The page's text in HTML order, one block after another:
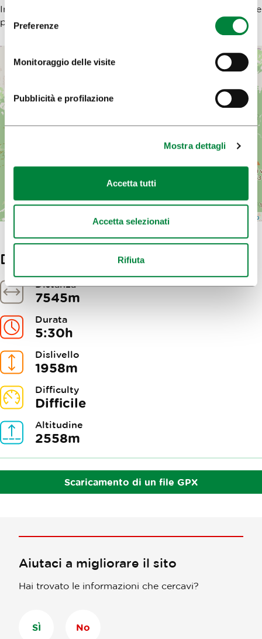
Preferenze
Monitoraggio delle visite
Pubblicità e profilazione
Mostra dettagli
Accetta tutti
Accetta selezionati
Rifiuta
In auto (parcheggio presso il Dom di Kamniška Bistrica e
poco sopra)
+
Leaflet OpenStreetMap
Dettagli
Distanza
7545m
Durata
5:30h
Dislivello
1958m
Difficulty
Difficile
Altitudine
2558m
Scaricamento di un file GPX
Aiutaci a migliorare il sito
Hai trovato le informazioni che cercavi?
SÌ No